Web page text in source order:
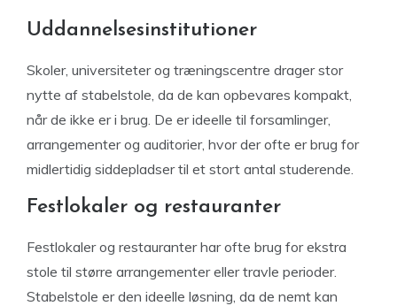
Uddannelsesinstitutioner
Skoler, universiteter og træningscentre drager stor
nytte af stabelstole, da de kan opbevares kompakt,
når de ikke er i brug. De er ideelle til forsamlinger,
arrangementer og auditorier, hvor der ofte er brug for
midlertidig siddepladser til et stort antal studerende.
Festlokaler og restauranter
Festlokaler og restauranter har ofte brug for ekstra
stole til større arrangementer eller travle perioder.
Stabelstole er den ideelle løsning, da de nemt kan